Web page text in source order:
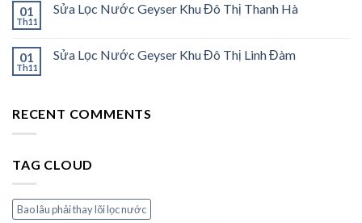
01
Th11
Sửa Lọc Nước Geyser Khu Đô Thị Thanh Hà
01
Th11
Sửa Lọc Nước Geyser Khu Đô Thị Linh Đàm
RECENT COMMENTS
TAG CLOUD
Bao lâu phải thay lõi lọc nước